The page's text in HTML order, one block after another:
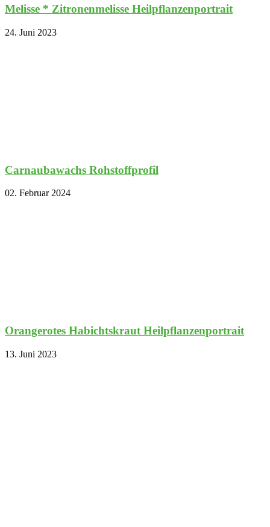
Melisse * Zitronenmelisse Heilpflanzenportrait
24. Juni 2023
Carnaubawachs Rohstoffprofil
02. Februar 2024
Orangerotes Habichtskraut Heilpflanzenportrait
13. Juni 2023